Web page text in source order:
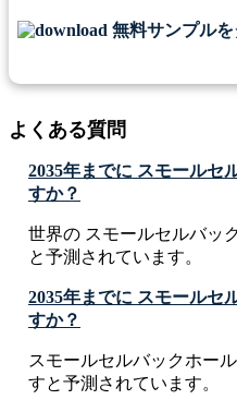
無料サンプル
よくある質問
2035年までに スモールセ
すか？
世界の スモールセルバッ
と予測されています。
2035年までに スモールセ
すか？
スモールセルバックホー
すと予測されています。